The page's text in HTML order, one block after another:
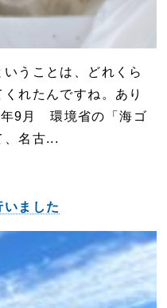
うことは、どれくら
れたんですね。あり
9月 環境省の「海ゴ
、名古...
ました